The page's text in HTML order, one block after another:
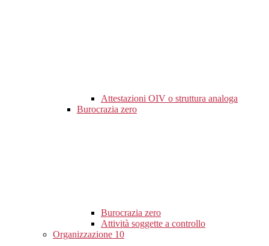
Attestazioni OIV o struttura analoga
Burocrazia zero
Burocrazia zero
Attività soggette a controllo
Organizzazione 10